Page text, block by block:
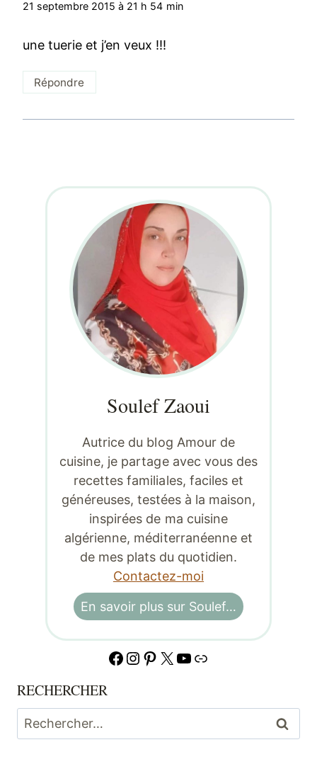
21 septembre 2015 à 21 h 54 min
une tuerie et j’en veux !!!
Répondre
Soulef Zaoui
Autrice du blog Amour de
cuisine, je partage avec vous des
recettes familiales, faciles et
généreuses, testées à la maison,
inspirées de ma cuisine
algérienne, méditerranéenne et
de mes plats du quotidien.
Contactez-moi
En savoir plus sur Soulef…
Facebook
Instagram
Pinterest
X YouTube
Lien
RECHERCHER
Rechercher :